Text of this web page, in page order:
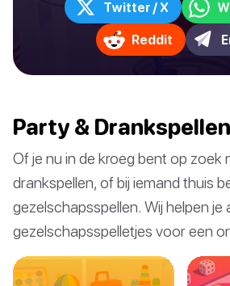
Twitter / X
Reddit
Party & Drankspellen
Of je nu in de kroeg bent op zoek
drankspellen, of bij iemand thuis
gezelschapsspellen. Wij helpen je
gezelschapsspelletjes voor een